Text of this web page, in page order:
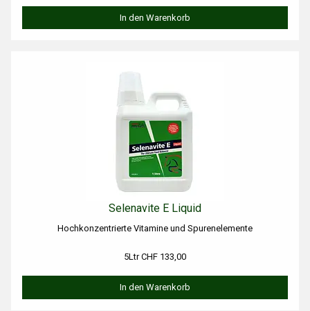
In den Warenkorb
Selenavite E Liquid
Hochkonzentrierte Vitamine und Spurenelemente
5Ltr CHF 133,00
In den Warenkorb